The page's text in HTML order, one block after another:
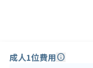
成人1位費用info